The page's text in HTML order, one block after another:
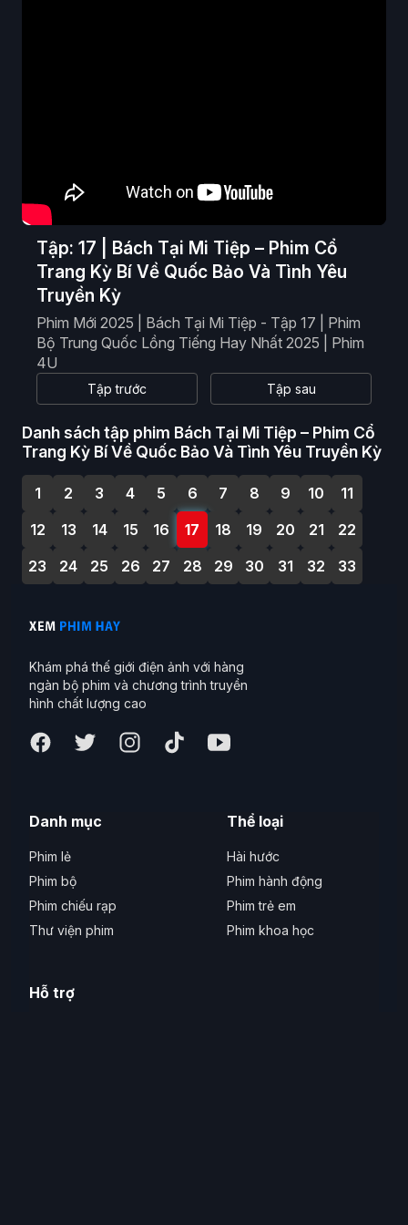
Tập: 17 | Bách Tại Mi Tiệp – Phim Cổ
Trang Kỳ Bí Về Quốc Bảo Và Tình Yêu
Truyền Kỳ
Phim Mới 2025 | Bách Tại Mi Tiệp - Tập 17 | Phim
Bộ Trung Quốc Lồng Tiếng Hay Nhất 2025 | Phim
4U
Tập trước Tập sau
Danh sách tập phim Bách Tại Mi Tiệp – Phim Cổ
Trang Kỳ Bí Về Quốc Bảo Và Tình Yêu Truyền Kỳ
1 2 3 4 5 6 7 8 9 10
11
12
13 14 15 16 17 18 19 20 21
22
23
24 25 26 27 28 29 30 31 32 33
Khám phá thế giới điện ảnh với hàng
ngàn bộ phim và chương trình truyền
hình chất lượng cao
Danh mục
Phim lẻ
Phim bộ
Phim chiếu rạp
Thư viện phim
Thể loại
Hài hước
Phim hành động
Phim trẻ em
Phim khoa học
Hỗ trợ